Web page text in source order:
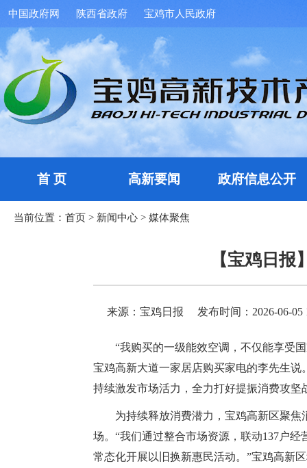
中国政府网 陕西省政府 宝鸡市人民政府
首 页 高新要闻 政府信息公开
当前位置： 首页 > 新闻中心 > 媒体聚焦
【宝鸡日
来源：宝鸡日报 发布时间：2026-06-05
“我购买的一级能效空调，不仅能享受
宝鸡高新大道一家居店购买家电的李先生
持续激发市场活力，全力打好提振消费攻坚
为持续释放消费潜力，宝鸡高新区聚
场。“我们通过整合市场资源，联动137户
常态化开展以旧换新惠民活动。”宝鸡高新